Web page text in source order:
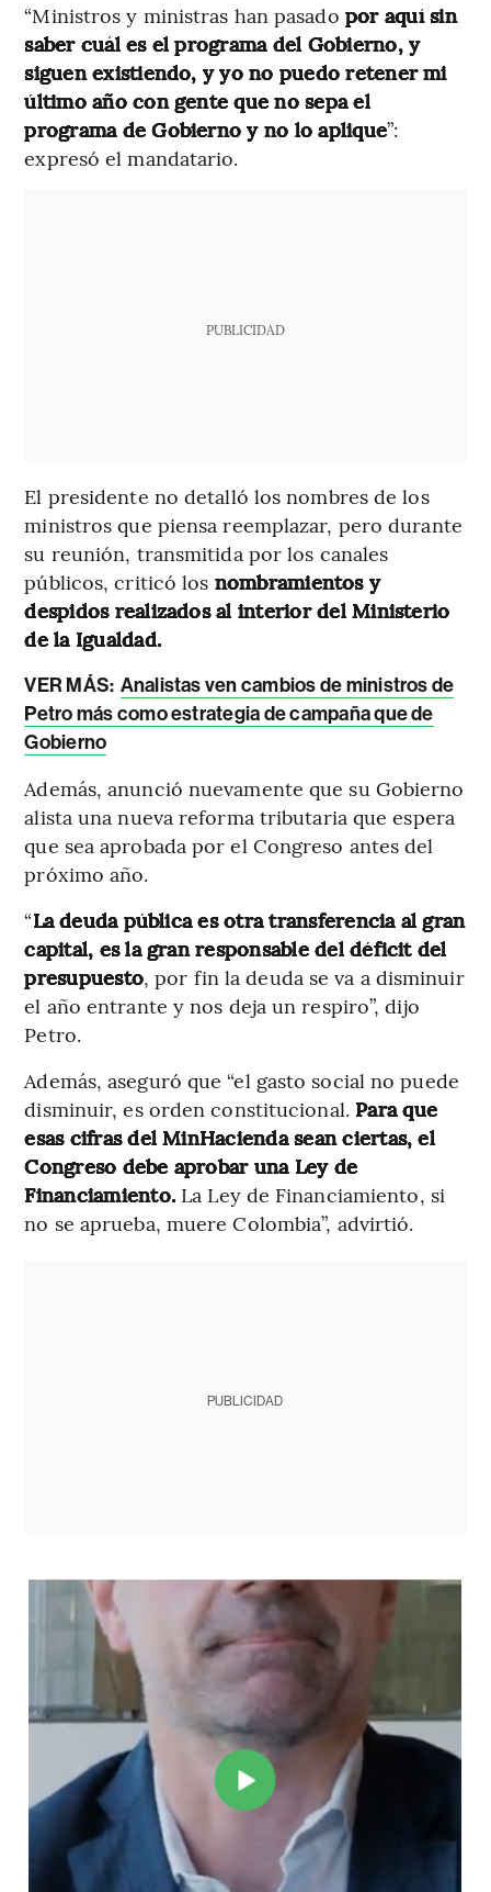
“Ministros y ministras han pasado por aquí sin
saber cuál es el programa del Gobierno, y
siguen existiendo, y yo no puedo retener mi
último año con gente que no sepa el
programa de Gobierno y no lo aplique”:
expresó el mandatario.
PUBLICIDAD
El presidente no detalló los nombres de los
ministros que piensa reemplazar, pero durante
su reunión, transmitida por los canales
públicos, criticó los nombramientos y
despidos realizados al interior del Ministerio
de la Igualdad.
VER MÁS: Analistas ven cambios de ministros de
Petro más como estrategia de campaña que de
Gobierno
Además, anunció nuevamente que su Gobierno
alista una nueva reforma tributaria que espera
que sea aprobada por el Congreso antes del
próximo año.
“La deuda pública es otra transferencia al gran
capital, es la gran responsable del déficit del
presupuesto, por fin la deuda se va a disminuir
el año entrante y nos deja un respiro”, dijo
Petro.
Además, aseguró que “el gasto social no puede
disminuir, es orden constitucional.Para que
esas cifras del MinHacienda sean ciertas, el
Congreso debe aprobar una Ley de
Financiamiento. La Ley de Financiamiento, si
no se aprueba, muere Colombia”, advirtió.
PUBLICIDAD